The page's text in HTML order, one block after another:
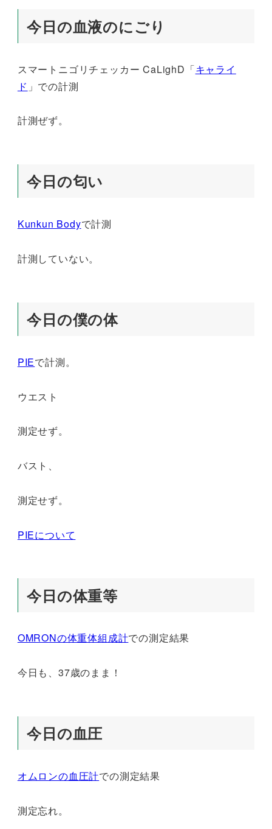
今日の血液のにごり
スマートニゴリチェッカー CaLighD「キャライ
ド 」での計測
計測ぜず。
今日の匂い
Kunkun Bodyで計測
計測していない。
今日の僕の体
PIEで計測。
ウエスト
測定せず。
バスト、
測定せず。
PIEについて
今日の体重等
OMRONの体重体組成計での測定結果
今日も、37歳のまま！
今日の血圧
オムロンの血圧計での測定結果
測定忘れ。